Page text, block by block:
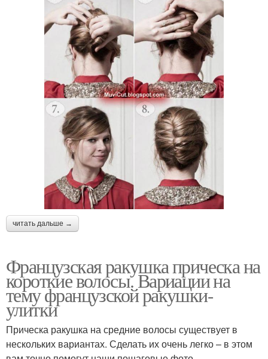
читать дальше →
Французская ракушка прическа на
короткие волосы. Вариации на
тему французской ракушки-
улитки
Прическа ракушка на средние волосы существует в
нескольких вариантах. Сделать их очень легко – в этом